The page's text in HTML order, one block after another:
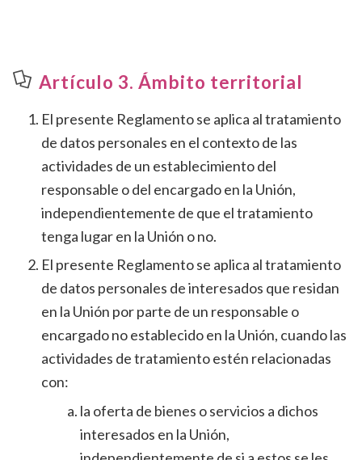
Artículo 3. Ámbito territorial
El presente Reglamento se aplica al tratamiento
de datos personales en el contexto de las
actividades de un establecimiento del
responsable o del encargado en la Unión,
independientemente de que el tratamiento
tenga lugar en la Unión o no.
El presente Reglamento se aplica al tratamiento
de datos personales de interesados que residan
en la Unión por parte de un responsable o
encargado no establecido en la Unión, cuando las
actividades de tratamiento estén relacionadas
con:
la oferta de bienes o servicios a dichos
interesados en la Unión,